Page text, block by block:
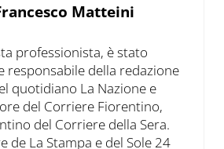
Matteini
professionista, è stato
responsabile della redazione
quotidiano La Nazione e
del Corriere Fiorentino,
del Corriere della Sera.
de La Stampa e del Sole 24